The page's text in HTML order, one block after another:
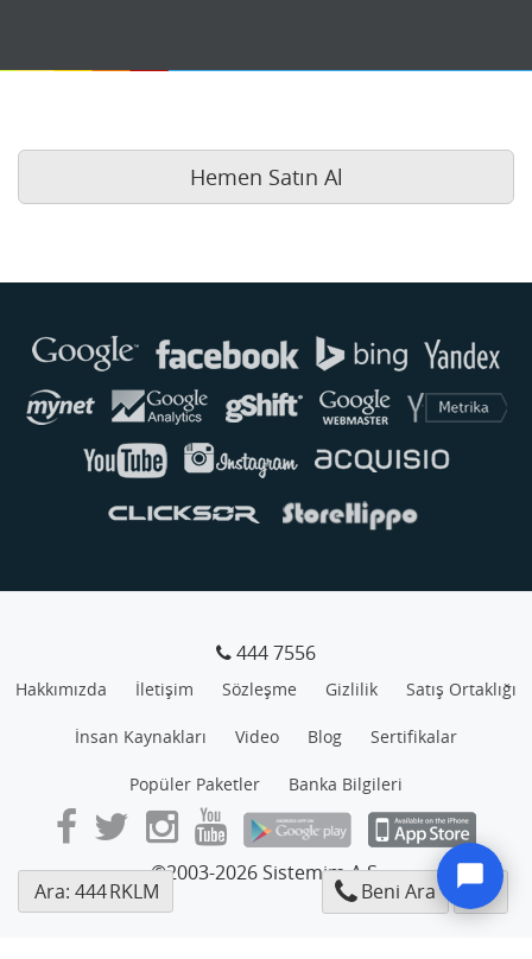
Hemen Satın Al
444 7556
Hakkımızda İletişim Sözleşme Gizlilik Satış Ortaklığı
İnsan Kaynakları Video Blog Sertifikalar
Popüler Paketler Banka Bilgileri
©2003-2026 Sistemim A.Ş.
Ara: 444RKLM Beni Ara
Buse